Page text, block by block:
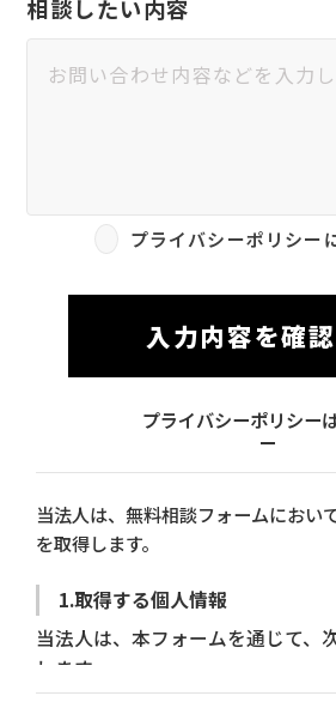
相談したい内容
プライバシーポリシー
入力内容を確
プライバシーポリシー
当法人は、無料相談フォームにおい
を取得します。
1.取得する個人情報
当法人は、本フォームを通じて、
します。
・氏名